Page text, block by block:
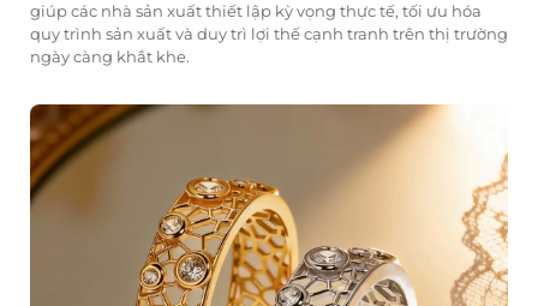
giúp các nhà sản xuất thiết lập kỳ vọng thực tế, tối ưu hóa
quy trình sản xuất và duy trì lợi thế cạnh tranh trên thị trường
ngày càng khắt khe.